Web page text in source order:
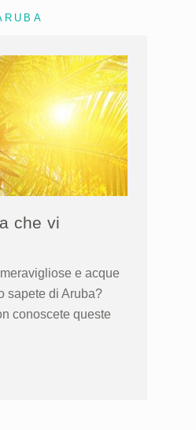
che vi
e acque
sapete di Aruba?
conoscete queste